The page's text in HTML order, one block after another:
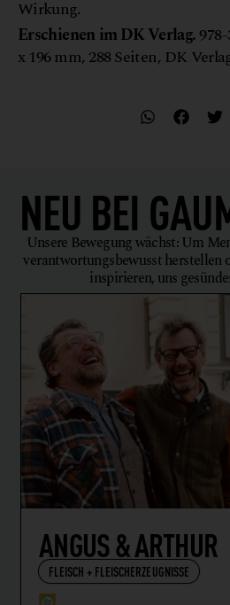
Wirkung.
Erschienen im DK Verlag.
x 196 mm, 288 Seiten, DK
NEU BEI
Unsere Bewegung wächst: Um
verantwortungsbewusst herstellen
inspirieren, uns
ANGUS & ARTHUR
FLEISCH + FLEISCHERZEUGNISSE